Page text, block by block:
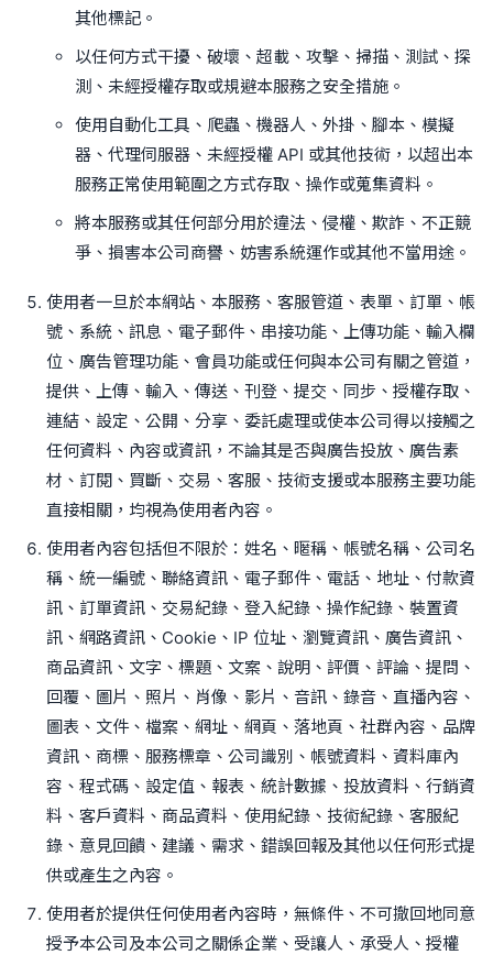
其他標記。
以任何方式干擾、破壞、超載、攻擊、掃描、測試、探
測、未經授權存取或規避本服務之安全措施。
使用自動化工具、爬蟲、機器人、外掛、腳本、模擬
器、代理伺服器、未經授權 API 或其他技術，以超出本
服務正常使用範圍之方式存取、操作或蒐集資料。
將本服務或其任何部分用於違法、侵權、欺詐、不正競
爭、損害本公司商譽、妨害系統運作或其他不當用途。
使用者一旦於本網站、本服務、客服管道、表單、訂單、帳
號、系統、訊息、電子郵件、串接功能、上傳功能、輸入欄
位、廣告管理功能、會員功能或任何與本公司有關之管道，
提供、上傳、輸入、傳送、刊登、提交、同步、授權存取、
連結、設定、公開、分享、委託處理或使本公司得以接觸之
任何資料、內容或資訊，不論其是否與廣告投放、廣告素
材、訂閱、買斷、交易、客服、技術支援或本服務主要功能
直接相關，均視為使用者內容。
使用者內容包括但不限於：姓名、暱稱、帳號名稱、公司名
稱、統一編號、聯絡資訊、電子郵件、電話、地址、付款資
訊、訂單資訊、交易紀錄、登入紀錄、操作紀錄、裝置資
訊、網路資訊、Cookie、IP 位址、瀏覽資訊、廣告資訊、
商品資訊、文字、標題、文案、說明、評價、評論、提問、
回覆、圖片、照片、肖像、影片、音訊、錄音、直播內容、
圖表、文件、檔案、網址、網頁、落地頁、社群內容、品牌
資訊、商標、服務標章、公司識別、帳號資料、資料庫內
容、程式碼、設定值、報表、統計數據、投放資料、行銷資
料、客戶資料、商品資料、使用紀錄、技術紀錄、客服紀
錄、意見回饋、建議、需求、錯誤回報及其他以任何形式提
供或產生之內容。
使用者於提供任何使用者內容時，無條件、不可撤回地同意
授予本公司及本公司之關係企業、受讓人、承受人、授權